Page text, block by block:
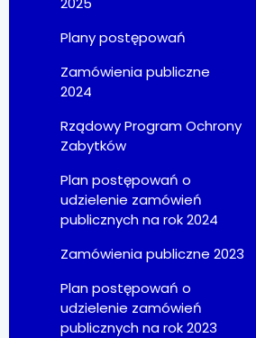
Plany postępowań
Zamówienia publiczne
2024
Rządowy Program Ochrony
Zabytków
Plan postępowań o
udzielenie zamówień
publicznych na rok 2024
Zamówienia publiczne 2023
Plan postępowań o
udzielenie zamówień
publicznych na rok 2023